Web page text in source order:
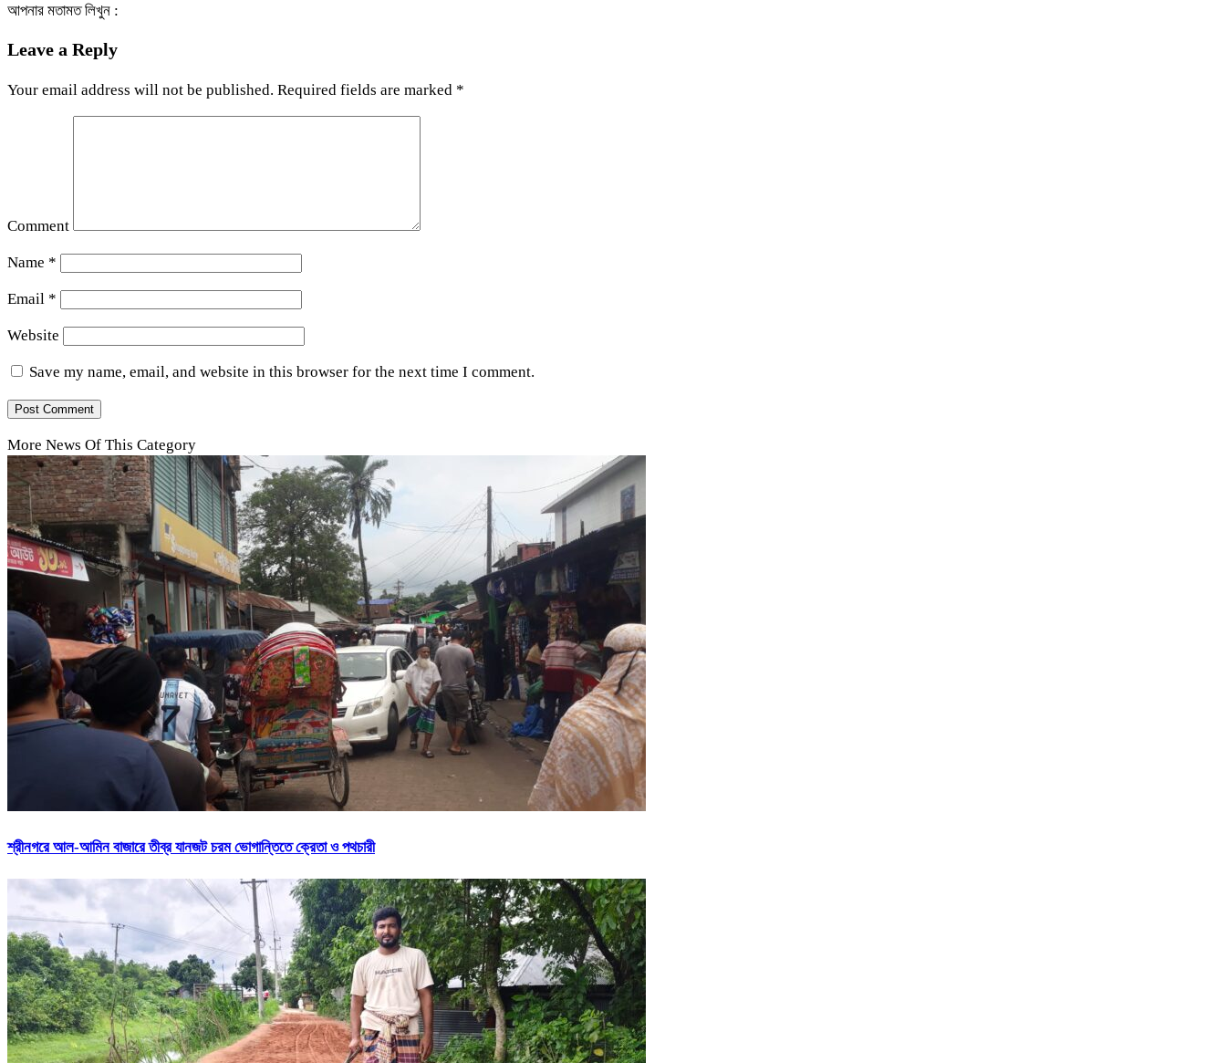
আপনার মতামত লিখুন :
Leave a Reply
Your email address will not be published. Required fields are marked *
Comment
Name *
Email *
Website
Save my name, email, and website in this browser for the next time I comment.
More News Of This Category
শ্রীনগরে আল-আমিন বাজারে তীব্র যানজট চরম ভোগান্তিতে ক্রেতা ও পথচারী